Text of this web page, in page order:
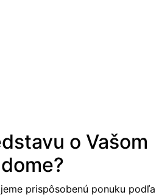
o Vašom
prispôsobenú ponuku podľa